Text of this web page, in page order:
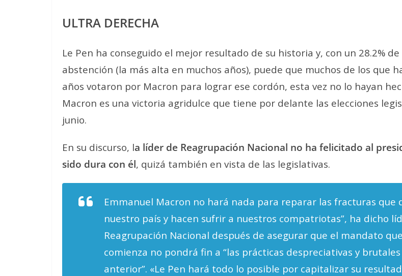
ULTRA DERECHA
Le Pen ha conseguido el mejor resultado de su historia y, con un 28.2% de
abstención (la más alta en muchos años), puede que muchos de los que
años votaron por Macron para lograr ese cordón, esta vez no lo hayan
Macron es una victoria agridulce que tiene por delante las elecciones
junio.
En su discurso, la líder de Reagrupación Nacional no ha felicitado al
sido dura con él, quizá también en vista de las legislativas.
Emmanuel Macron no hará nada para reparar las fracturas que
nuestro país y hacen sufrir a nuestros compatriotas”, ha dicho
Reagrupación Nacional después de asegurar que el mandato que
comienza no pondrá fin a “las prácticas despreciativas y
anterior”. «Le Pen hará todo lo posible por capitalizar su